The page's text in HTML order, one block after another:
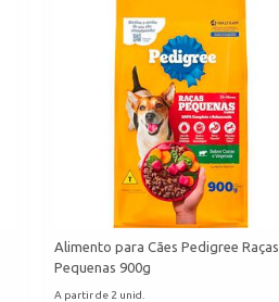
Alimento para Cães Pedigree Raças
Pequenas 900g
A partir de 2 unid.